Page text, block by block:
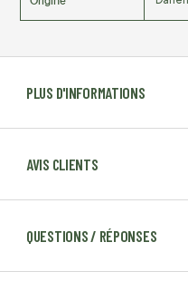
PLUS D'INFORMATIONS
AVIS CLIENTS
QUESTIONS / RÉPONSES